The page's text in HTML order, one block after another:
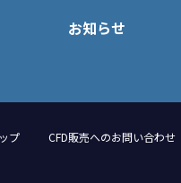
お知らせ
プ CFD販売へのお問い合わせ